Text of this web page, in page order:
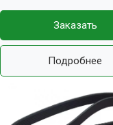
Заказать
Подробнее